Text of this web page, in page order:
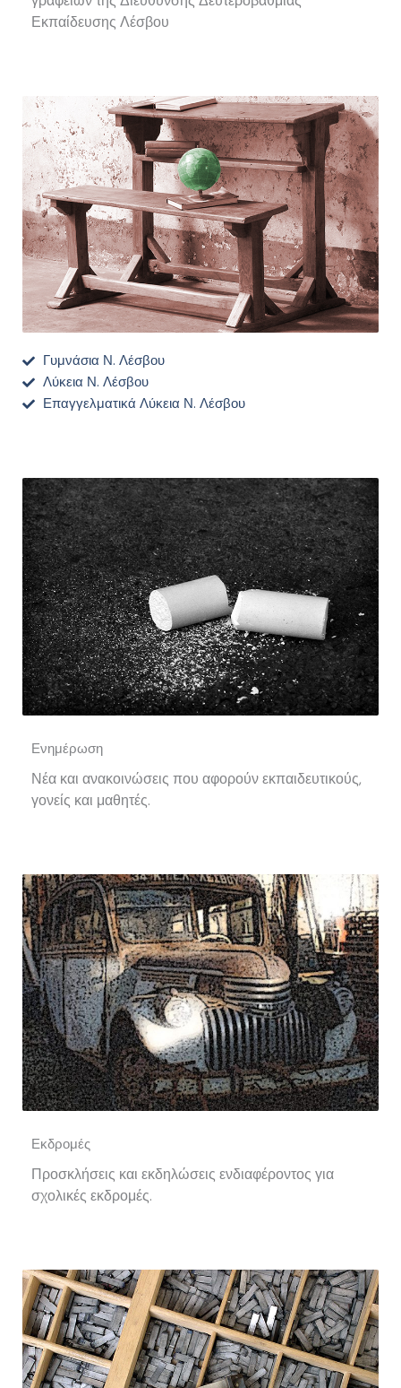
Εκπαίδευσης Λέσβου
Γυμνάσια Ν. Λέσβου
Λύκεια Ν. Λέσβου
Επαγγελματικά Λύκεια Ν. Λέσβου
Ενημέρωση
Νέα και ανακοινώσεις που αφορούν εκπαιδευτικούς,
γονείς και μαθητές.
Εκδρομές
Προσκλήσεις και εκδηλώσεις ενδιαφέροντος για
σχολικές εκδρομές.